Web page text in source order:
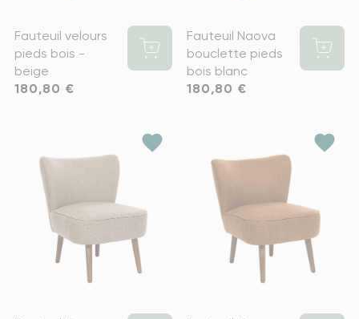
Fauteuil velours
pieds bois -
beige
Prix
180,80 €
Fauteuil Naova
bouclette pieds
bois blanc
Prix
180,80 €
favorite favorite